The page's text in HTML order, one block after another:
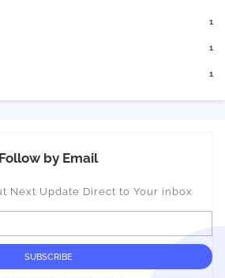
1
1
1
Follow by Email
Next Update Direct to Your inbox